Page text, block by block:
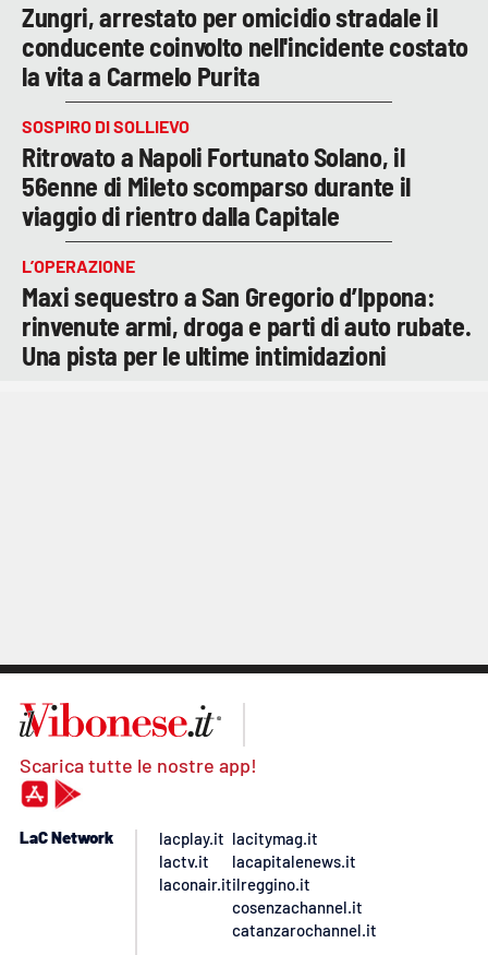
Zungri, arrestato per omicidio stradale il
conducente coinvolto nell'incidente costato
la vita a Carmelo Purita
SOSPIRO DI SOLLIEVO
Ritrovato a Napoli Fortunato Solano, il
56enne di Mileto scomparso durante il
viaggio di rientro dalla Capitale
L’OPERAZIONE
Maxi sequestro a San Gregorio d’Ippona:
rinvenute armi, droga e parti di auto rubate.
Una pista per le ultime intimidazioni
Scarica tutte le nostre app!
LaC Network
lacplay.it
lactv.it
laconair.it
lacitymag.it
lacapitalenews.it
ilreggino.it
cosenzachannel.it
catanzarochannel.it